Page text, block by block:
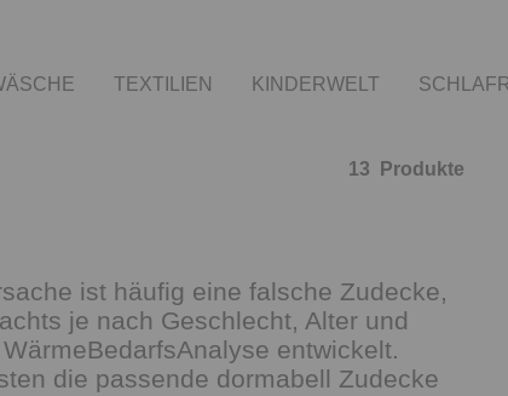
TEXTILIEN KINDERWELT
13 Produkte
ist häufig eine falsche Zudecke,
je nach Geschlecht, Alter und
entwickelt.
die passende dormabell Zudecke